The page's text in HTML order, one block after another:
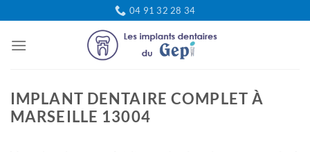
contenu
04 91 32 28 34
IMPLANT DENTAIRE COMPLET À
MARSEILLE 13004